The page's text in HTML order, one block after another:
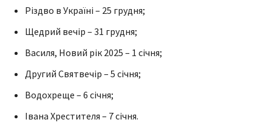
Різдво в Україні – 25 грудня;
Щедрий вечір – 31 грудня;
Василя, Новий рік 2025 – 1 січня;
Другий Святвечір – 5 січня;
Водохреще – 6 січня;
Івана Хрестителя – 7 січня.